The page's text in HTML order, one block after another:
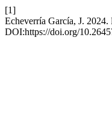
[1]
Echeverría García, J.
DOI:https://doi.org/